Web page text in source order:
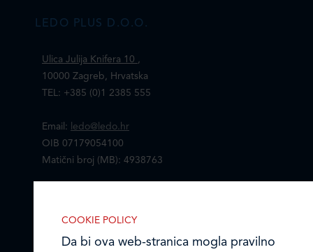
LEDO PLUS D.O.O.
Ulica Julija Knifera 10 ,
10000 Zagreb, Hrvatska
TEL: +385 (0)1 2385 555
Email:
ledo@ledo.hr
OIB 07179054100
Matični broj (MB): 4938763
COOKIE POLICY
Da bi ova web-stranica mogla pravilno